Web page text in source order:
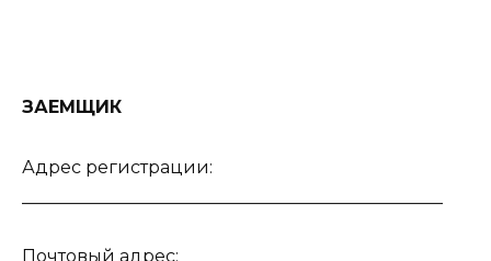
ЗАЕМЩИК
Адрес регистрации:
Почтовый адрес: